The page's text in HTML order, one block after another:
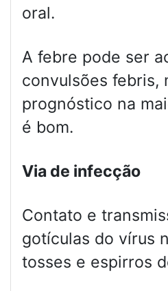
oral.
A febre pode ser
convulsões febris,
prognóstico na
é bom.
Via de infecção
Contato e
gotículas do vírus
tosses e espirros